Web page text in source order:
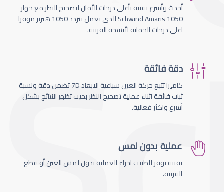
أحدث وأسرع تقنية بأعلى درجات الأمان لتصحيج النظر مع جهاز
Schwind Amaris 1050 الذي يعمل بتردد 1050 هيرتز موفرا
اعلى درجات الحماية لأنسجة القرنية.
دقة فائقة
كاميرا تتبع حركة العين سباعية الابعاد 7D تضمن دقة ونسبة
ثبات فائقة اثناء عملية تصحيح النظر بحيث تظهر النتائج بشكل
أسرع واكثر فعالية.
عملية بدون لمس
تقنية توفر للطبيب اجراء العملية بدون لمس العين أو قطع
القرنية.